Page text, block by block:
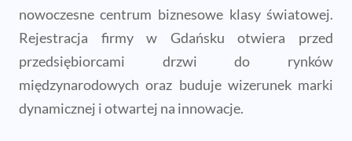
nowoczesne centrum biznesowe klasy światowej.
Rejestracja firmy w Gdańsku otwiera przed
przedsiębiorcami drzwi do rynków
międzynarodowych oraz buduje wizerunek marki
dynamicznej i otwartej na innowacje.